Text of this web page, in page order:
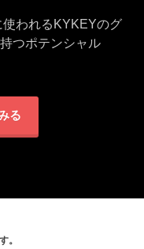
われるKYKEYのグ
つポテンシャル
る
。